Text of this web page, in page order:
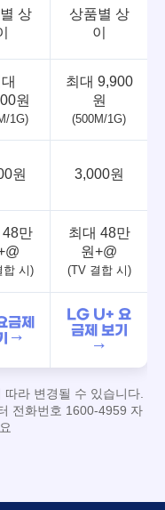
상
상품별 상
이
원
1G)
최대 9,900
원
(500M/1G)
원 3,000원
48만
합 시)
최대 48만
원+@
(TV 결합 시)
금제
→
LG U+ 요
금제 보기
→
라 변경될 수 있습니다.
전화번호 1600-4959 자